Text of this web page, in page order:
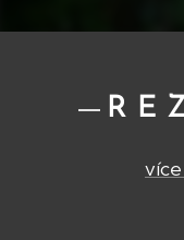
R E